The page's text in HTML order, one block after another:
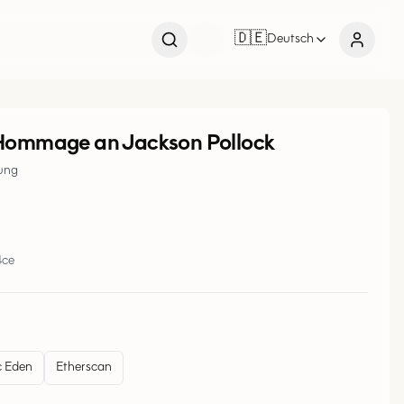
🇩🇪Deutsch
an Jackson Pollock
Eden Etherscan